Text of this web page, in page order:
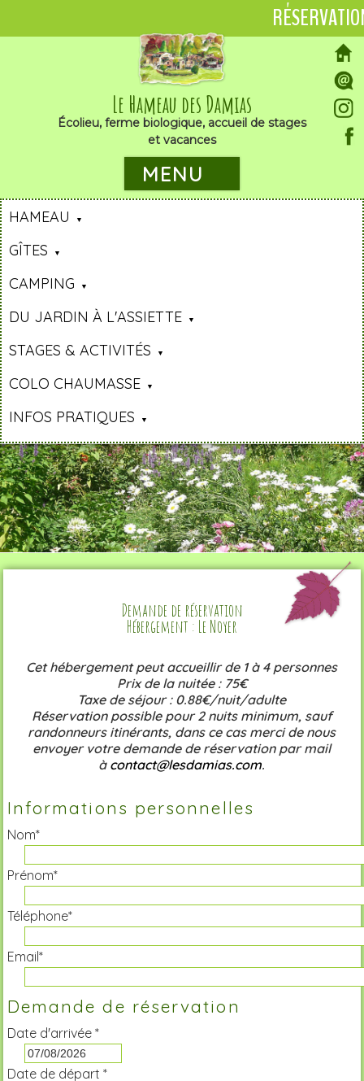
Le Hameau des Damias
Écolieu, ferme biologique, accueil de stages
et vacances
MENU
HAMEAU
GÎTES
CAMPING
DU JARDIN À L'ASSIETTE
STAGES & ACTIVITÉS
COLO CHAUMASSE
INFOS PRATIQUES
Demande de réservation
Hébergement : Le Noyer
Cet hébergement peut accueillir de 1 à 4 personnes
Prix de la nuitée : 75€
Taxe de séjour : 0.88€/nuit/adulte
Réservation possible pour 2 nuits minimum, sauf
randonneurs itinérants, dans ce cas merci de nous
envoyer votre demande de réservation par mail
à contact@lesdamias.com.
Informations personnelles
Nom*
Prénom*
Téléphone*
Email*
Demande de réservation
Date d'arrivée *
Date de départ *